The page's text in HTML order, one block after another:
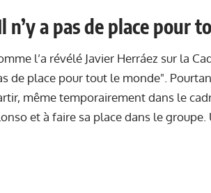
n’y a pas de place pour
l’a révélé Javier Herráez sur la
de place pour tout le monde".
même temporairement dans le
et à faire sa place dans le